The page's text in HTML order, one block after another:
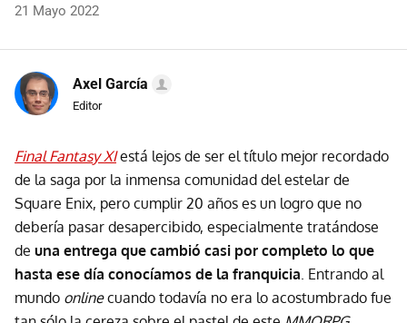
21 Mayo 2022
Axel García
Editor
Final Fantasy XIestá lejos de ser el título mejor recordado
de la saga por la inmensa comunidad del estelar de
Square Enix, pero cumplir 20 años es un logro que no
debería pasar desapercibido, especialmente tratándose
de una entrega que cambió casi por completo lo que
hasta ese día conocíamos de la franquicia . Entrando al
mundo onlinecuando todavía no era lo acostumbrado fue